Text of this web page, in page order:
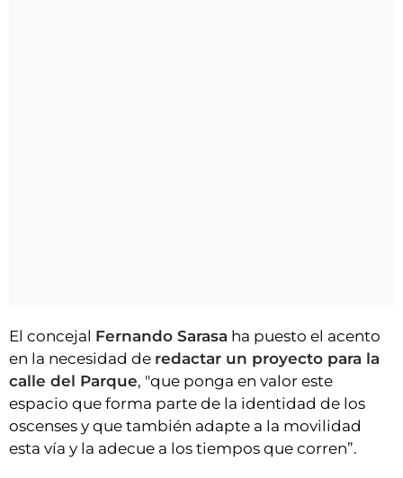
El concejal Fernando Sarasa ha puesto el acento
en la necesidad de redactar un proyecto para la
calle del Parque, "que ponga en valor este
espacio que forma parte de la identidad de los
oscenses y que también adapte a la movilidad
esta vía y la adecue a los tiempos que corren”.